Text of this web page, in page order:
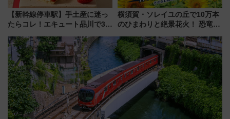
【新幹線停車駅】手土産に迷っ
たらコレ！エキュート品川で3年
産スイーツとは？
横須賀・ソレイユの丘で10万本
のひまわりと絶景花火！ 恐竜や
帰りお出かけ最新情報（2026年
7月17日～開催）